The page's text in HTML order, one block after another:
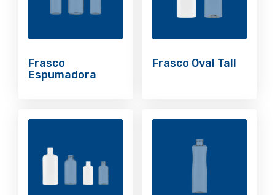
Frasco
Espumadora
Frasco Oval Tall